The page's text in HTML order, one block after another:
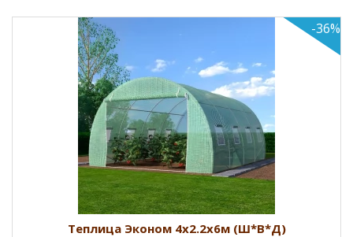
Теплица Эконом 4х2.2х6м (Ш*В*Д)
-36%